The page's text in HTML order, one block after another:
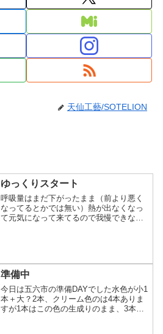
天仙工藝/SOTELION
ゆっくりスタート
呼吸量はまだ下がったまま（前より悪く
なってるとかでは無い）熱が出なくなっ
て元気になって来てるので我慢できなく
準備中
今日は五六市の準備DAYでした水色が小1
本＋大？2本、クリーム色のは4本ありま
すが1本はこの色の生成りのまま、3本は